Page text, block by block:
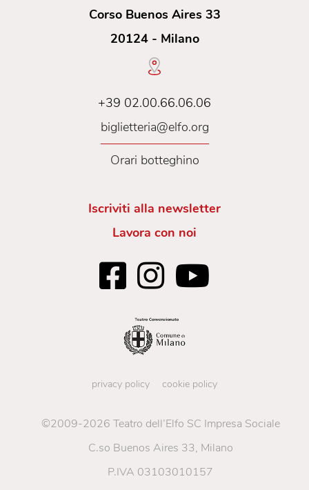
Corso Buenos Aires 33
20124 - Milano
+39 02.00.66.06.06
biglietteria@elfo.org
Orari botteghino
Iscriviti alla newsletter
Lavora con noi
privacy policy cookie policy
©2009-2026 Teatro dell’Elfo SC Impresa Sociale
C.so Buenos Aires 33, Milano
P.IVA 03103010157